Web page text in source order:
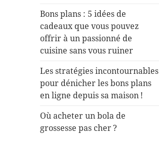
Bons plans : 5 idées de
cadeaux que vous pouvez
offrir à un passionné de
cuisine sans vous ruiner
Les stratégies incontournables
pour dénicher les bons plans
en ligne depuis sa maison !
Où acheter un bola de
grossesse pas cher ?